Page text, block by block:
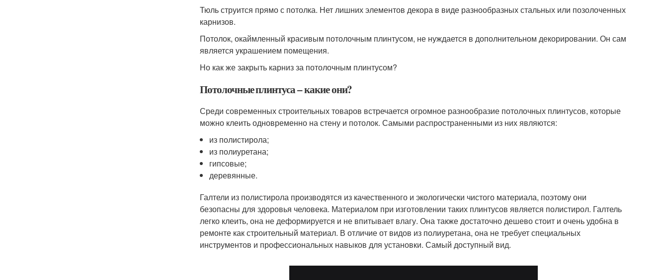
Тюль струится прямо с потолка. Нет лишних элементов декора в виде разнообразных стальных или позолоченных
карнизов.
Потолок, окаймленный красивым потолочным плинтусом, не нуждается в дополнительном декорировании. Он сам
является украшением помещения.
Но как же закрыть карниз за потолочным плинтусом?
Потолочные плинтуса – какие они?
Среди современных строительных товаров встречается огромное разнообразие потолочных плинтусов, которые
можно клеить одновременно на стену и потолок. Самыми распространенными из них являются:
из полистирола;
из полиуретана;
гипсовые;
деревянные.
Галтели из полистирола производятся из качественного и экологически чистого материала, поэтому они
безопасны для здоровья человека. Материалом при изготовлении таких плинтусов является полистирол. Галтель
легко клеить, она не деформируется и не впитывает влагу. Она также достаточно дешево стоит и очень удобна в
ремонте как строительный материал. В отличие от видов из полиуретана, она не требует специальных
инструментов и профессиональных навыков для установки. Самый доступный вид.